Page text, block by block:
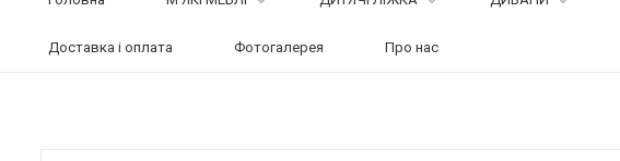
Доставка і оплата Фотогалерея Про нас